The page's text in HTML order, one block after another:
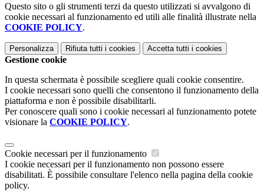
Questo sito o gli strumenti terzi da questo utilizzati si avvalgono di
cookie necessari al funzionamento ed utili alle finalità illustrate nella
COOKIE POLICY.
Personalizza Rifiuta tutti i cookies Accetta tutti i cookies
Gestione cookie
In questa schermata è possibile scegliere quali cookie consentire.
I cookie necessari sono quelli che consentono il funzionamento della
piattaforma e non è possibile disabilitarli.
Per conoscere quali sono i cookie necessari al funzionamento potete
visionare la COOKIE POLICY.
Cookie necessari per il funzionamento
I cookie necessari per il funzionamento non possono essere
disabilitati. È possibile consultare l'elenco nella pagina della cookie
policy.